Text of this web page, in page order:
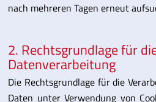
nach mehreren Tagen erneut
2. Rechtsgrundlage für
Datenverarbeitung
Die Rechtsgrundlage für die
Daten unter Verwendung von